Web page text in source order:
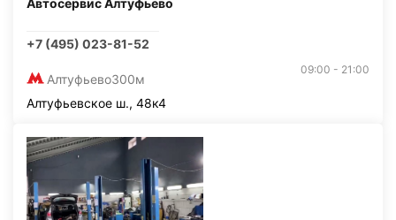
Автосервис Алтуфьево
+7 (495) 023-81-52
Алтуфьево300м
09:00 - 21:00
Алтуфьевское ш., 48к4